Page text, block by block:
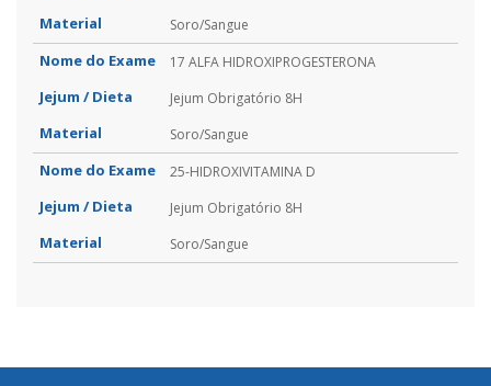
Soro/Sangue
17 ALFA HIDROXIPROGESTERONA
Jejum Obrigatório 8H
Soro/Sangue
25-HIDROXIVITAMINA D
Jejum Obrigatório 8H
Soro/Sangue